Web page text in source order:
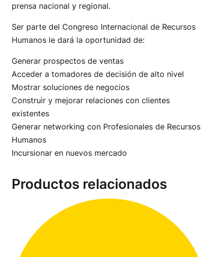
prensa nacional y regional.
Ser parte del Congreso Internacional de Recursos
Humanos le dará la oportunidad de:
Generar prospectos de ventas
Acceder a tomadores de decisión de alto nivel
Mostrar soluciones de negocios
Construir y mejorar relaciones con clientes
existentes
Generar networking con Profesionales de Recursos
Humanos
Incursionar en nuevos mercado
Productos relacionados